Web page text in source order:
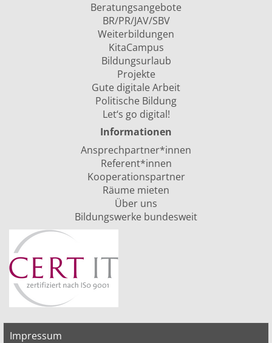
Beratungsangebote
BR/PR/JAV/SBV
Weiterbildungen
KitaCampus
Bildungsurlaub
Projekte
Gute digitale Arbeit
Politische Bildung
Let‘s go digital!
Informationen
Ansprechpartner*innen
Referent*innen
Kooperationspartner
Räume mieten
Über uns
Bildungswerke bundesweit
Impressum